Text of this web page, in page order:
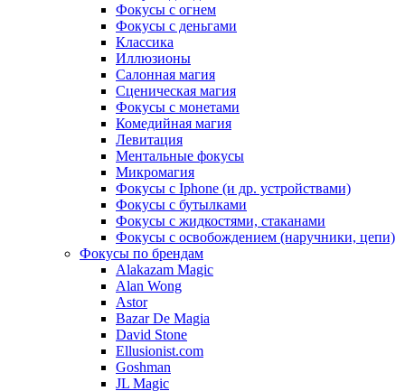
Фокусы с огнем
Фокусы с деньгами
Классика
Иллюзионы
Салонная магия
Сценическая магия
Фокусы с монетами
Комедийная магия
Левитация
Ментальные фокусы
Микромагия
Фокусы с Iphone (и др. устройствами)
Фокусы с бутылками
Фокусы с жидкостями, стаканами
Фокусы с освобождением (наручники, цепи)
Фокусы по брендам
Alakazam Magic
Alan Wong
Astor
Bazar De Magia
David Stone
Ellusionist.com
Goshman
JL Magic